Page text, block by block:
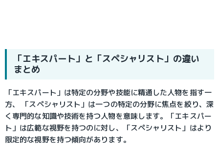
「エキスパート」と「スペシャリスト」の違い
まとめ
「エキスパート」は特定の分野や技能に精通した人物を指す一
方、 「スペシャリスト」は一つの特定の分野に焦点を絞り、深
く専門的な知識や技術を持つ人物を意味します。「エキスパー
ト」は広範な視野を持つのに対し、「スペシャリスト」はより
限定的な視野を持つ傾向があります。